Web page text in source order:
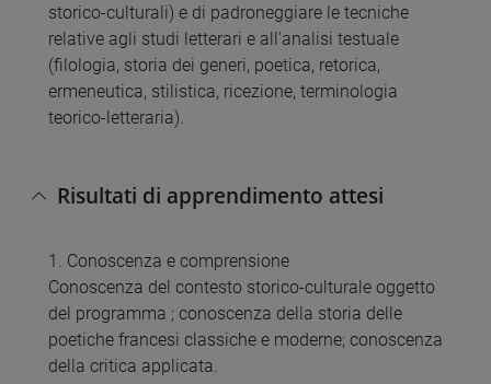
storico-culturali) e di padroneggiare le tecniche
relative agli studi letterari e all'analisi testuale
(filologia, storia dei generi, poetica, retorica,
ermeneutica, stilistica, ricezione, terminologia
teorico-letteraria).
Risultati di apprendimento attesi
1. Conoscenza e comprensione
Conoscenza del contesto storico-culturale oggetto
del programma ; conoscenza della storia delle
poetiche francesi classiche e moderne; conoscenza
della critica applicata.